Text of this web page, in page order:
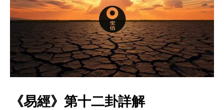
《易經》第十二卦詳解